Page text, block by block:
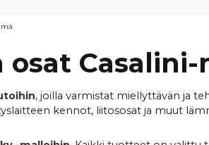
, joilla varmistat miellyttävän ja
kennot, liitososat ja muut